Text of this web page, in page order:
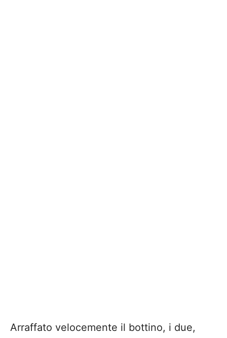
Arraffato velocemente il bottino, i due,